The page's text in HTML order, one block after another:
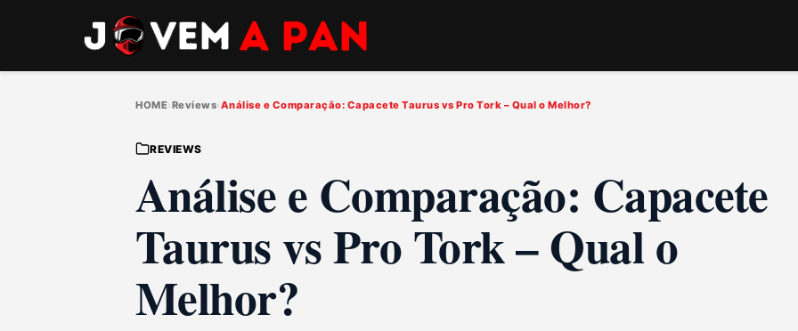
HOME›Reviews›Análise e Comparação: Capacete Taurus vs Pro Tork – Qual o Melhor?
REVIEWS
Análise e Comparação: Capacete
Taurus vs Pro Tork – Qual o
Melhor?